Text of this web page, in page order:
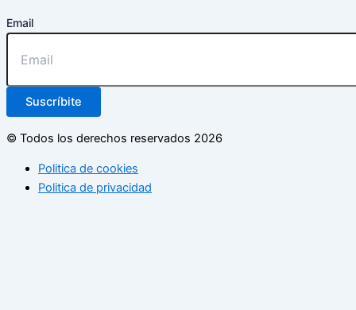
Email
Suscríbite
© Todos los derechos reservados 2026
Politica de cookies
Politica de privacidad